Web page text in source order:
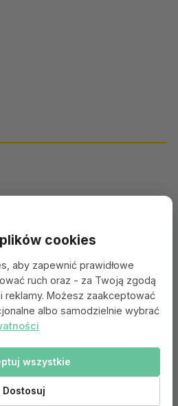
– Film. Nasza wspólna pasja.
cookies
aby zapewnić prawidłowe
ruch oraz - za Twoją zgodą
reklamy. Możesz zaakceptować
albo samodzielnie wybrać
Dostosuj
wszystkie